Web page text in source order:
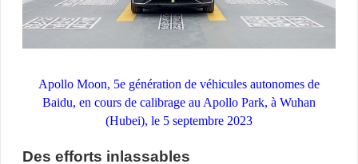
Apollo Moon, 5e génération de véhicules autonomes de
Baidu, en cours de calibrage au Apollo Park, à Wuhan
(Hubei), le 5 septembre 2023
Des efforts inlassables